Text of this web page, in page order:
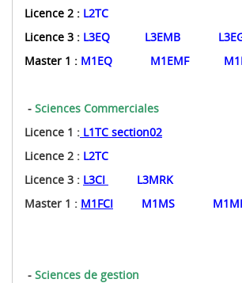
Licence 2 : L2TC
Licence 3 : L3EQ L3EMB
Master 1 : M1EQ M1EMF
- Sciences Commerciales
Licence 1 : L1TC section02
Licence 2 : L2TC
Licence 3 : L3CI
L3MRK
Master 1 : M1FCI M1MS
- Sciences de gestion